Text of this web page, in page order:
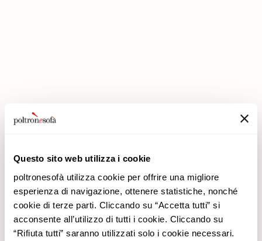
Questo sito web utilizza i cookie
poltronesofà utilizza cookie per offrire una migliore
esperienza di navigazione, ottenere statistiche, nonché
cookie di terze parti. Cliccando su “Accetta tutti” si
acconsente all’utilizzo di tutti i cookie. Cliccando su
“Rifiuta tutti” saranno utilizzati solo i cookie necessari.
Azienda
Perché Sceglierci
Negozi
Lavora con noi
Contatti
Prodotti
Promozioni
Rivestimenti
Divani
Poltrone